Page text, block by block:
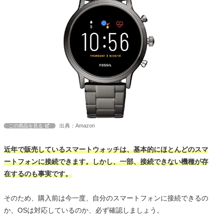
この商品を見る 出典：Amazon
近年で販売しているスマートウォッチは、基本的にほとんどのスマ
ートフォンに接続できます。しかし、一部、接続できない機種が存
在するのも事実です。
そのため、購入前は今一度、自分のスマートフォンに接続できるの
か、OSは対応しているのか、必ず確認しましょう。